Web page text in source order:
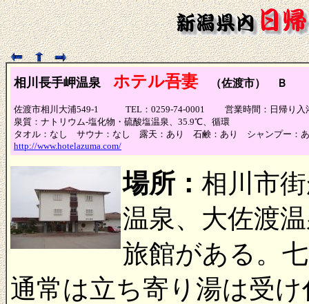
相川長手岬温泉 ホテル吾妻 （佐渡市） Ｂ
佐渡市相川大浦549-1 TEL：0259-74-0001 営業時間：日帰り
泉質：ナトリウム-塩化物・硫酸塩温泉、35.9℃、循環
タオル：なし サウナ：なし 露天：あり 石鹸：あり シャンプー：
http://www.hotelazuma.com/
場所： 相川市
温泉、大佐渡
旅館がある。
通常は立ち寄り湯は受